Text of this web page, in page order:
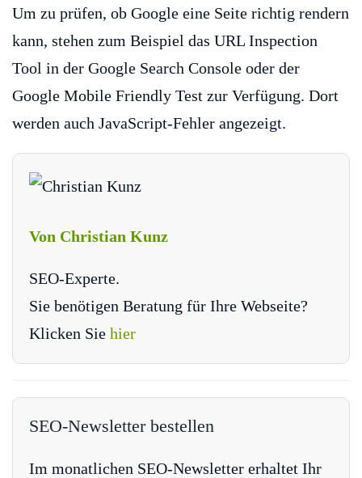
Um zu prüfen, ob Google eine Seite richtig rendern
kann, stehen zum Beispiel das URL Inspection
Tool in der Google Search Console oder der
Google Mobile Friendly Test zur Verfügung. Dort
werden auch JavaScript-Fehler angezeigt.
Von Christian Kunz
SEO-Experte.
Sie benötigen Beratung für Ihre Webseite?
Klicken Sie hier
SEO-Newsletter bestellen
Im monatlichen SEO-Newsletter erhaltet Ihr